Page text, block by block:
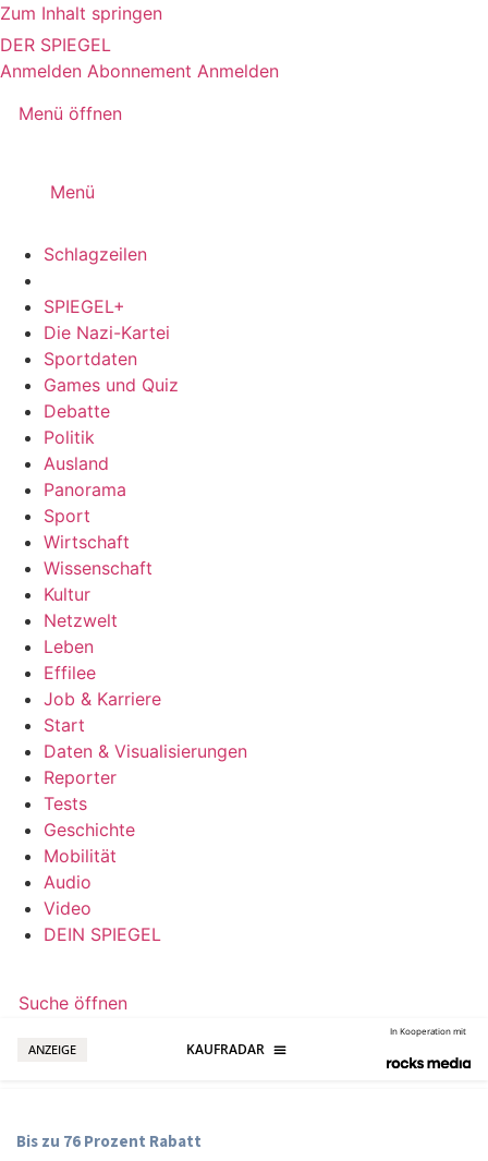
Zum Inhalt springen
DER SPIEGEL
Anmelden Abonnement Anmelden
Menü öffnen
Menü
Schlagzeilen
SPIEGEL+
Die Nazi-Kartei
Sportdaten
Games und Quiz
Debatte
Politik
Ausland
Panorama
Sport
Wirtschaft
Wissenschaft
Kultur
Netzwelt
Leben
Effilee
Job & Karriere
Start
Daten & Visualisierungen
Reporter
Tests
Geschichte
Mobilität
Audio
Video
DEIN SPIEGEL
Suche öffnen
ANZEIGE
In Kooperation mit
Bis zu 76 Prozent Rabatt